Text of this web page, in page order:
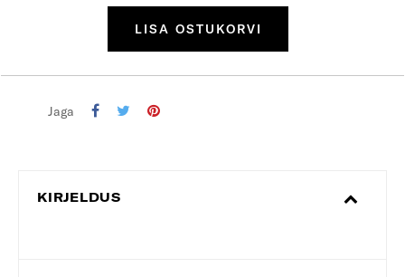
LISA OSTUKORVI
Jaga
KIRJELDUS